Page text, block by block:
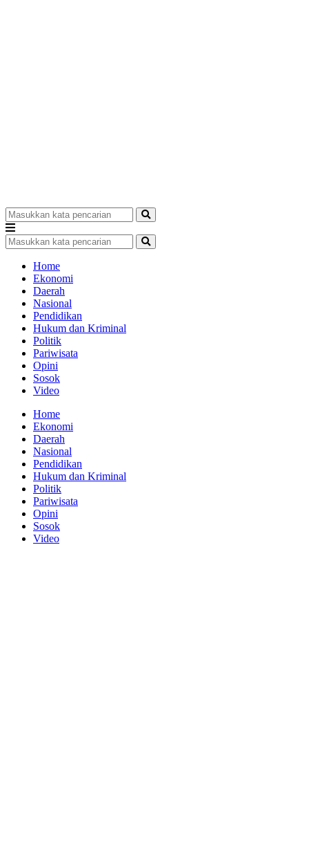
Home
Ekonomi
Daerah
Nasional
Pendidikan
Hukum dan Kriminal
Politik
Pariwisata
Opini
Sosok
Video
Home
Ekonomi
Daerah
Nasional
Pendidikan
Hukum dan Kriminal
Politik
Pariwisata
Opini
Sosok
Video